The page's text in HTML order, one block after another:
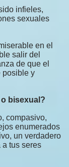
infieles,
sexuales
en el
salir del
de que el
posible y
bisexual?
compasivo,
enumerados
un verdadero
a tus seres